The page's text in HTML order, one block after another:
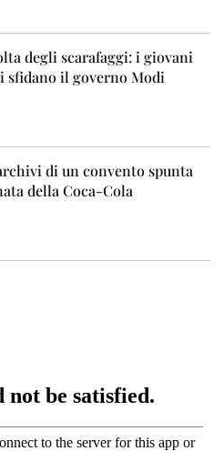
degli scarafaggi: i giovani
sfidano il governo Modi
di un convento spunta
della Coca-Cola